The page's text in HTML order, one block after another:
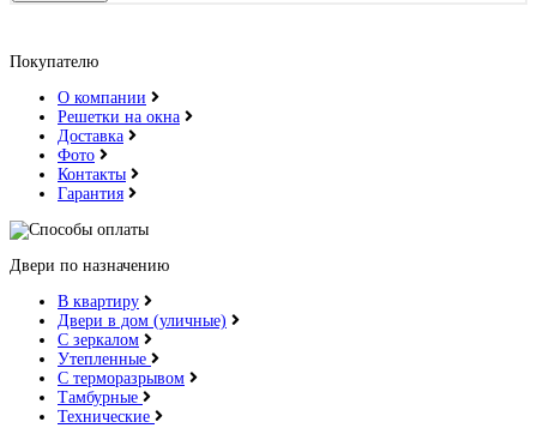
Покупателю
О компании
Решетки на окна
Доставка
Фото
Контакты
Гарантия
Двери по назначению
В квартиру
Двери в дом (уличные)
С зеркалом
Утепленные
С терморазрывом
Тамбурные
Технические